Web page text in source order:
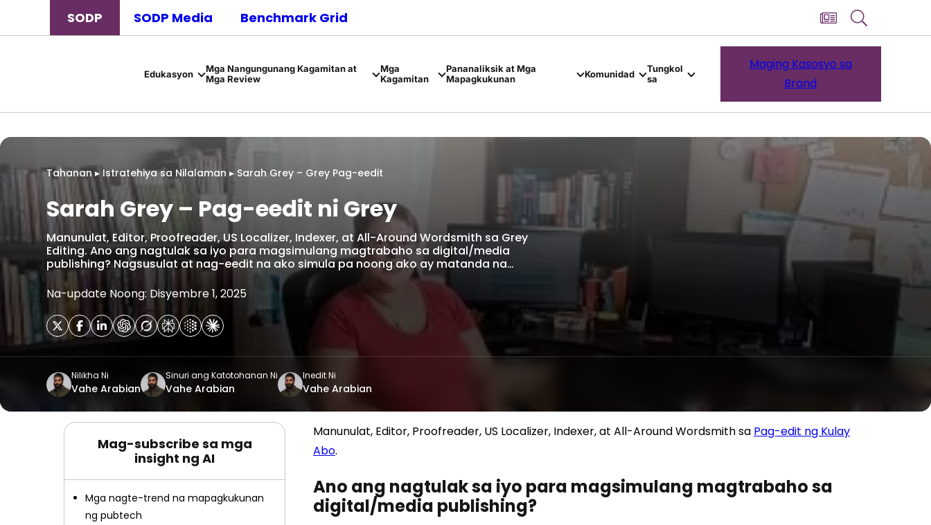
SODP SODP Media Benchmark Grid
Edukasyon
Mga Nangungunang Kagamitan at
Mga Review
Mga
Kagamitan
Pananaliksik at Mga
Mapagkukunan
Komunidad
Tungkol
sa
Maging Kasosyo sa
Brand
Tahanan▸ Istratehiya sa Nilalaman ▸ Sarah Grey – Grey Pag-eedit
Sarah Grey – Pag-eedit ni Grey
Manunulat, Editor, Proofreader, US Localizer, Indexer, at All-Around Wordsmith sa Grey
Editing. Ano ang nagtulak sa iyo para magsimulang magtrabaho sa digital/media
publishing? Nagsusulat at nag-eedit na ako simula pa noong ako ay matanda na…
Na-update Noong: Disyembre 1, 2025
Nilikha Ni
Vahe Arabian
Sinuri ang Katotohanan Ni
Vahe Arabian
Inedit Ni
Vahe Arabian
Mag-subscribe sa mga
insight ng AI
Mga nagte-trend na mapagkukunan
ng pubtech
Manunulat, Editor, Proofreader, US Localizer, Indexer, at All-Around Wordsmith sa Pag-edit ng Kulay
Abo.
Ano ang nagtulak sa iyo para magsimulang magtrabaho sa
digital/media publishing?